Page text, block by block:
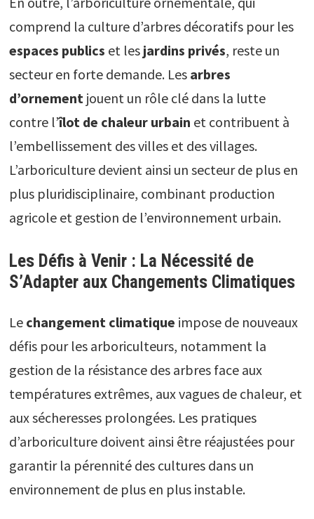
comprend la culture d’arbres décoratifs pour les
espaces publics et les jardins privés, reste un
secteur en forte demande. Les arbres
d’ornementjouent un rôle clé dans la lutte
contre l’îlot de chaleur urbain et contribuent à
l’embellissement des villes et des villages.
L’arboriculture devient ainsi un secteur de plus en
plus pluridisciplinaire, combinant production
agricole et gestion de l’environnement urbain.
Les Défis à Venir : La Nécessité de
S’Adapter aux Changements Climatiques
Le changement climatique impose de nouveaux
défis pour les arboriculteurs, notamment la
gestion de la résistance des arbres face aux
températures extrêmes, aux vagues de chaleur, et
aux sécheresses prolongées. Les pratiques
d’arboriculture doivent ainsi être réajustées pour
garantir la pérennité des cultures dans un
environnement de plus en plus instable.